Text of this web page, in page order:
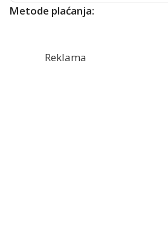
Metode plaćanja:
Reklama